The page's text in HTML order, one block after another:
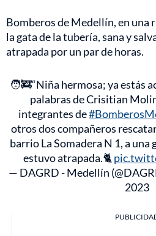
Bomberos de Medellín, en una
la gata de la tubería, sana y
atrapada por un par de horas.
🧑‍🚒“Niña hermosa; ya estás
palabras de Crisitian
integrantes de
otros dos compañeros
barrio La Somadera N 1, a una
estuvo atrapada.🐈
— DAGRD - Medellín
2023